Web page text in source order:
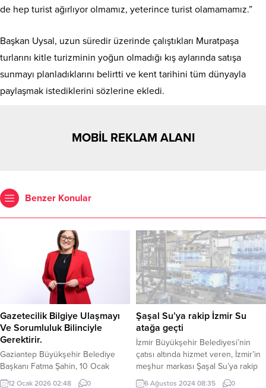
de hep turist ağırlıyor olmamız, yeterince turist olamamamız.”
Başkan Uysal, uzun süredir üzerinde çalıştıkları Muratpaşa
turlarını kitle turizminin yoğun olmadığı kış aylarında satışa
sunmayı planladıklarını belirtti ve kent tarihini tüm dünyayla
paylaşmak istediklerini sözlerine ekledi.
MOBİL REKLAM ALANI
Benzer Konular
Gazetecilik Bilgiye Ulaşmayı
Ve Sorumluluk Bilinciyle
Gerektirir.
Gaziantep Büyükşehir Belediye
Başkanı Fatma Şahin, 10 Ocak
Çalışan Gazeteciler Günü
12 Ocak 2026 02:48 0
Şaşal Su’ya rakip İzmir Su
atağa geçti
İzmir Büyükşehir Belediyesi’nin
çatısı altında hizmet veren, İzmir’in
meşhur markası Şaşal Su’ya rakip
olarak bilinen İzmir Su, kentin dört
6 Ağustos 2024 08:35 0